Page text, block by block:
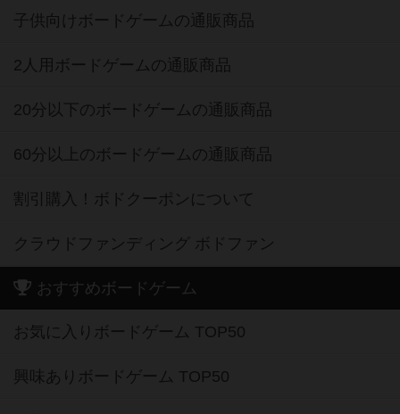
新作・再入荷情報
定番ボードゲームの通販商品
国産ボードゲームの通販商品
子供向けボードゲームの通販商品
2人用ボードゲームの通販商品
20分以下のボードゲームの通販商品
60分以上のボードゲームの通販商品
割引購入！ボドクーポンについて
クラウドファンディング ボドファン